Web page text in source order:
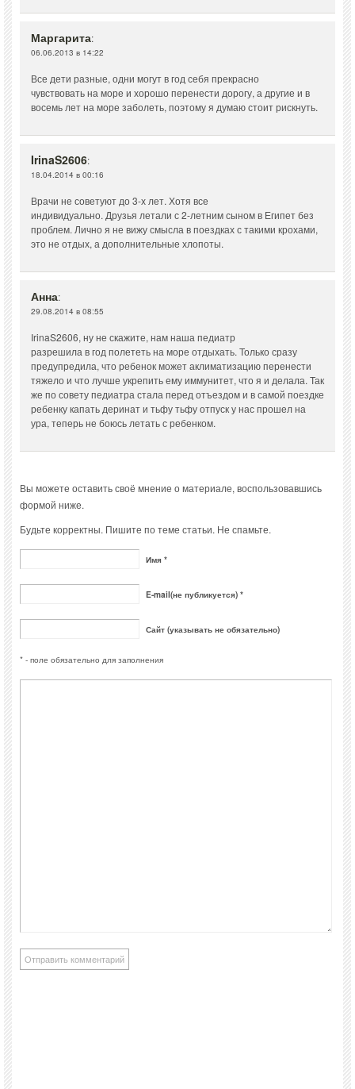
Маргарита:
06.06.2013 в 14:22
Все дети разные, одни могут в год себя прекрасно
чувствовать на море и хорошо перенести дорогу, а другие и в
восемь лет на море заболеть, поэтому я думаю стоит рискнуть.
IrinaS2606:
18.04.2014 в 00:16
Врачи не советуют до 3-х лет. Хотя все
индивидуально. Друзья летали с 2-летним сыном в Египет без
проблем. Лично я не вижу смысла в поездках с такими крохами,
это не отдых, а дополнительные хлопоты.
Анна:
29.08.2014 в 08:55
IrinaS2606, ну не скажите, нам наша педиатр
разрешила в год полететь на море отдыхать. Только сразу
предупредила, что ребенок может аклиматизацию перенести
тяжело и что лучше укрепить ему иммунитет, что я и делала. Так
же по совету педиатра стала перед отъездом и в самой поездке
ребенку капать деринат и тьфу тьфу отпуск у нас прошел на
ура, теперь не боюсь летать с ребенком.
Вы можете оставить своё мнение о материале, воспользовавшись
формой ниже.
Будьте корректны. Пишите по теме статьи. Не спамьте.
Имя *
E-mail(не публикуется) *
Сайт (указывать не обязательно)
* - поле обязательно для заполнения